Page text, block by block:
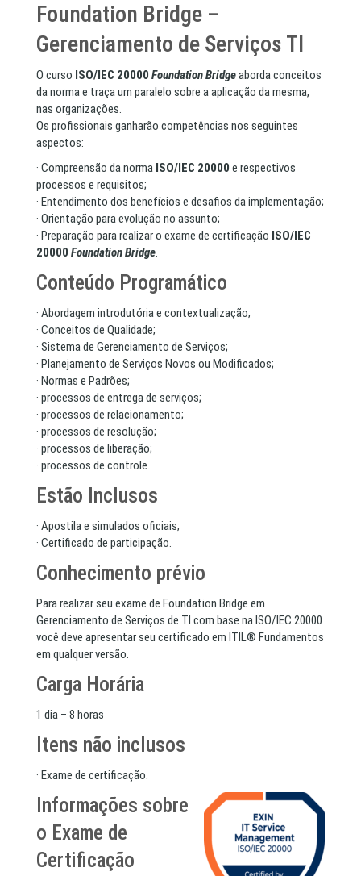
Foundation Bridge –
Gerenciamento de Serviços TI
O curso ISO/IEC 20000 Foundation Bridgeaborda conceitos
da norma e traça um paralelo sobre a aplicação da mesma,
nas organizações.
Os profissionais ganharão competências nos seguintes
aspectos:
· Compreensão da norma ISO/IEC 20000 e respectivos
processos e requisitos;
· Entendimento dos benefícios e desafios da implementação;
· Orientação para evolução no assunto;
· Preparação para realizar o exame de certificação ISO/IEC
20000 Foundation Bridge.
Conteúdo Programático
· Abordagem introdutória e contextualização;
· Conceitos de Qualidade;
· Sistema de Gerenciamento de Serviços;
· Planejamento de Serviços Novos ou Modificados;
· Normas e Padrões;
· processos de entrega de serviços;
· processos de relacionamento;
· processos de resolução;
· processos de liberação;
· processos de controle.
Estão Inclusos
· Apostila e simulados oficiais;
· Certificado de participação.
Conhecimento prévio
Para realizar seu exame de Foundation Bridge em
Gerenciamento de Serviços de TI com base na ISO/IEC 20000
você deve apresentar seu certificado em ITIL® Fundamentos
em qualquer versão.
Carga Horária
1 dia – 8 horas
Itens não inclusos
· Exame de certificação.
Informações sobre
o Exame de
Certificação